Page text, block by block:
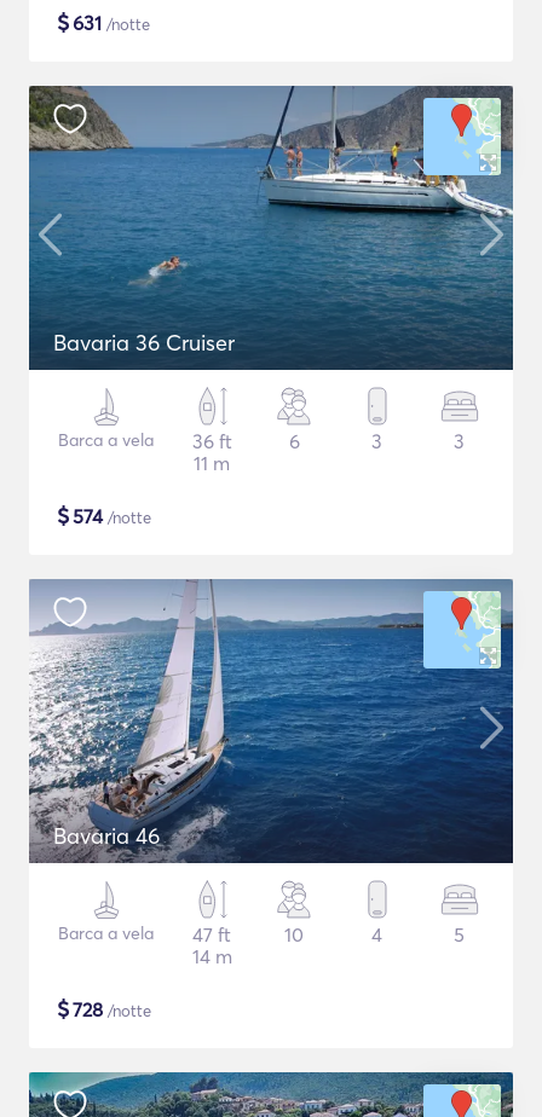
$631 /notte
Bavaria 36 Cruiser
Barca a vela
36 ft
11 m
6 3 3
$574/notte
Bavaria 46
Barca a vela
47 ft
14 m
10 4 5
$728 /notte